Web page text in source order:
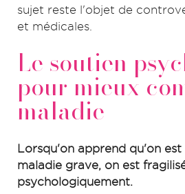
sujet reste l'objet de
et médicales.
Le soutien
pour mieux
maladie
Lorsqu'on apprend qu'on
maladie grave, on est
psychologiquement.